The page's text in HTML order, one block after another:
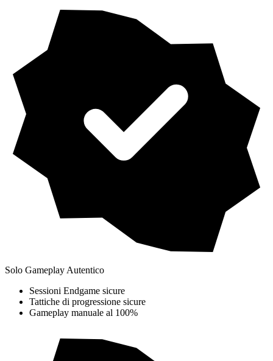
Solo Gameplay Autentico
Sessioni Endgame sicure
Tattiche di progressione sicure
Gameplay manuale al 100%